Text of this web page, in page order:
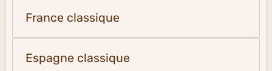
France classique
Espagne classique